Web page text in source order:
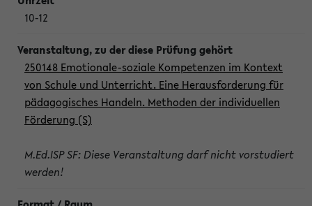
10-12
250148 Emotionale-soziale Kompetenzen im Kontext
von Schule und Unterricht. Eine Herausforderung für
pädagogisches Handeln. Methoden der individuellen
Förderung (S)
M.Ed.ISP SF: Diese Veranstaltung darf nicht vorstudiert
werden!